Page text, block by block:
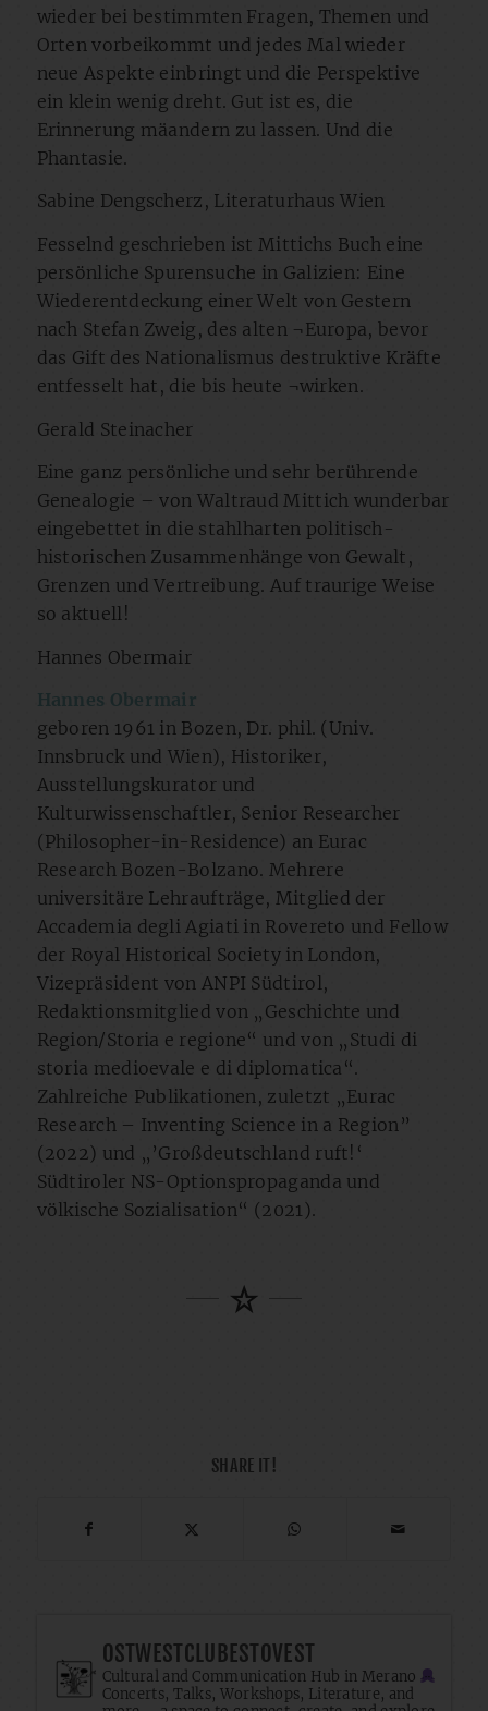
wieder bei bestimmten Fragen, Themen und
Orten vorbeikommt und jedes Mal wieder
neue Aspekte einbringt und die Perspektive
ein klein wenig dreht. Gut ist es, die
Erinnerung mäandern zu lassen. Und die
Phantasie.
Sabine Dengscherz, Literaturhaus Wien
Fesselnd geschrieben ist Mittichs Buch eine
persönliche Spurensuche in Galizien: Eine
Wiederentdeckung einer Welt von Gestern
nach Stefan Zweig, des alten ¬Europa, bevor
das Gift des Nationalismus destruktive Kräfte
entfesselt hat, die bis heute ¬wirken.
Gerald Steinacher
Eine ganz persönliche und sehr berührende
Genealogie – von Waltraud Mittich wunderbar
eingebettet in die stahlharten politisch-
historischen Zusammenhänge von Gewalt,
Grenzen und Vertreibung. Auf traurige Weise
so aktuell!
Hannes Obermair
Hannes Obermair
geboren 1961 in Bozen, Dr. phil. (Univ.
Innsbruck und Wien), Historiker,
Ausstellungskurator und
Kulturwissenschaftler, Senior Researcher
(Philosopher-in-Residence) an Eurac
Research Bozen-Bolzano. Mehrere
universitäre Lehraufträge, Mitglied der
Accademia degli Agiati in Rovereto und Fellow
der Royal Historical Society in London,
Vizepräsident von ANPI Südtirol,
Redaktionsmitglied von „Geschichte und
Region/Storia e regione“ und von „Studi di
storia medioevale e di diplomatica“.
Zahlreiche Publikationen, zuletzt „Eurac
Research – Inventing Science in a Region”
(2022) und „’Großdeutschland ruft!‘
Südtiroler NS-Optionspropaganda und
völkische Sozialisation“ (2021).
SHARE IT!
OSTWESTCLUBESTOVEST
Cultural and Communication Hub in Merano
Concerts, Talks, Workshops, Literature, and